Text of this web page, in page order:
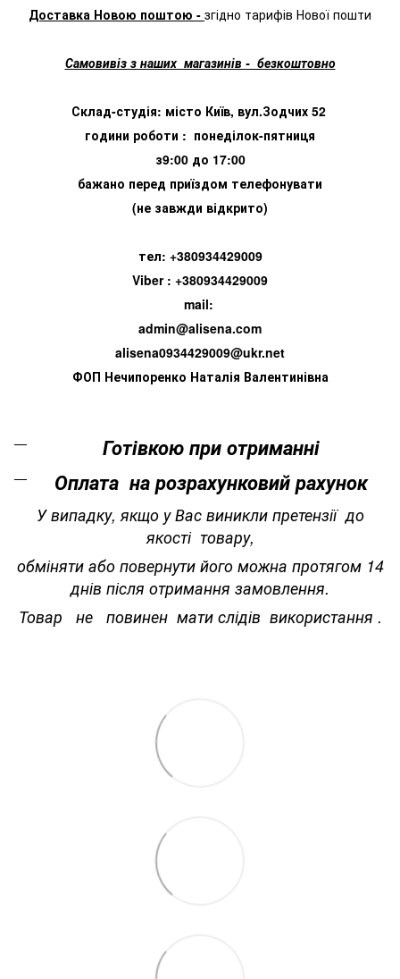
Доставка Новою поштою - згідно тарифів Нової пошти
Самовивіз з наших магазинів - безкоштовно
Склад-студія: місто Київ, вул.Зодчих 52
години роботи : понеділок-пятниця
з9:00 до 17:00
бажано перед приїздом телефонувати
(не завжди відкрито)
тел: +380934429009
Viber : +380934429009
mail:
admin@alisena.com
alisena0934429009@ukr.net
ФОП Нечипоренко Наталія Валентинівна
Готівкою при отриманні
Оплата на розрахунковий рахунок
У випадку, якщо у Вас виникли претензії до
якості товару,
обміняти або повернути його можна протягом 14
днів після отримання замовлення.
Товар не повинен мати слідів використання .